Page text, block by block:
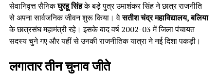
सेवानिवृत्त सैनिकघुरहू सिंहके बड़े पुत्र उमाशंकर सिंह ने छात्र राजनीति
से अपना सार्वजनिक जीवन शुरू किया। वेसतीश चंद्र महाविद्यालय, बलिया
के छात्रसंघ महामंत्री रहे। इसके बाद वर्ष 2002-03 में जिला पंचायत
सदस्य चुने गए और यहीं से उनकी राजनीतिक यात्रा ने नई दिशा पकड़ी।
लगातार तीन चुनाव जीते